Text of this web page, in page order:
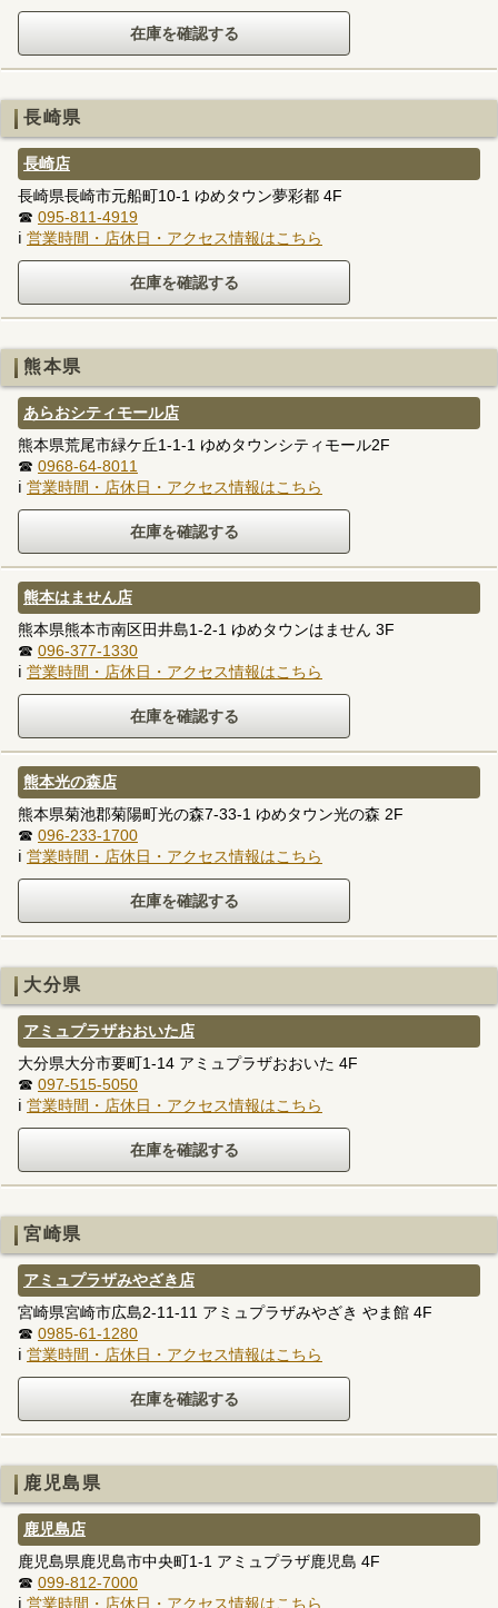
長崎県
長崎店
長崎県長崎市元船町10-1 ゆめタウン夢彩都 4F
☎ 095-811-4919
ℹ 営業時間・店休日・アクセス情報はこちら
熊本県
あらおシティモール店
熊本県荒尾市緑ケ丘1-1-1 ゆめタウンシティモール2F
☎ 0968-64-8011
ℹ 営業時間・店休日・アクセス情報はこちら
熊本はません店
熊本県熊本市南区田井島1-2-1 ゆめタウンはません 3F
☎ 096-377-1330
ℹ 営業時間・店休日・アクセス情報はこちら
熊本光の森店
熊本県菊池郡菊陽町光の森7-33-1 ゆめタウン光の森 2F
☎ 096-233-1700
ℹ 営業時間・店休日・アクセス情報はこちら
大分県
アミュプラザおおいた店
大分県大分市要町1-14 アミュプラザおおいた 4F
☎ 097-515-5050
ℹ 営業時間・店休日・アクセス情報はこちら
宮崎県
アミュプラザみやざき店
宮崎県宮崎市広島2-11-11 アミュプラザみやざき やま館 4F
☎ 0985-61-1280
ℹ 営業時間・店休日・アクセス情報はこちら
鹿児島県
鹿児島店
鹿児島県鹿児島市中央町1-1 アミュプラザ鹿児島 4F
☎ 099-812-7000
ℹ 営業時間・店休日・アクセス情報はこちら